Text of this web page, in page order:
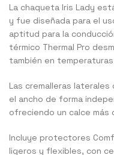
La chaqueta Iris Lady
y fue diseñada para el
aptitud para la
térmico Thermal Pro
también en temperaturas
Las cremalleras
el ancho de forma
ofreciendo un calce más
Incluye protectores
ligeros y flexibles, con